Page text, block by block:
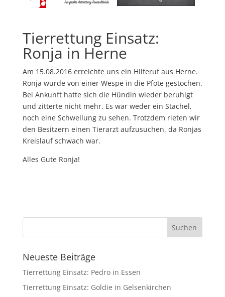
Tierrettung Einsatz:
Ronja in Herne
Am 15.08.2016 erreichte uns ein Hilferuf aus Herne.
Ronja wurde von einer Wespe in die Pfote gestochen.
Bei Ankunft hatte sich die Hündin wieder beruhigt
und zitterte nicht mehr. Es war weder ein Stachel,
noch eine Schwellung zu sehen. Trotzdem rieten wir
den Besitzern einen Tierarzt aufzusuchen, da Ronjas
Kreislauf schwach war.
Alles Gute Ronja!
Neueste Beiträge
Tierrettung Einsatz: Pedro in Essen
Tierrettung Einsatz: Goldie in Gelsenkirchen